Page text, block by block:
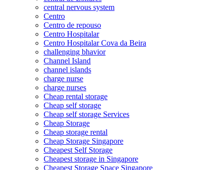
central nervous system
Centro
Centro de repouso
Centro Hospitalar
Centro Hospitalar Cova da Beira
challenging bhavior
Channel Island
channel islands
charge nurse
charge nurses
Cheap rental storage
Cheap self storage
Cheap self storage Services
Cheap Storage
Cheap storage rental
Cheap Storage Singapore
Cheapest Self Storage
Cheapest storage in Singapore
Cheapest Storage Space Singapore